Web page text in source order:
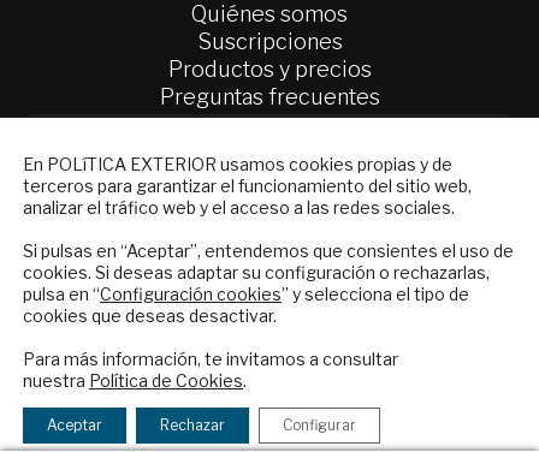
Quiénes somos
Suscripciones
Productos y precios
Preguntas frecuentes
Condiciones generales de contratación
Colaboraciones
Publicidad
Política Exterior
Informe Semanal de Política Exterior
© 2026 - Fundación Análisis de Política
Exterior. Todos los derechos reservados
Legal| Política de Privacidad y de Cookies
En POLíTICA EXTERIOR usamos cookies propias y de
terceros para garantizar el funcionamiento del sitio web,
analizar el tráfico web y el acceso a las redes sociales.
Si pulsas en “Aceptar”, entendemos que consientes el uso de
cookies. Si deseas adaptar su configuración o rechazarlas,
pulsa en “Configuración cookies” y selecciona el tipo de
cookies que deseas desactivar.
Para más información, te invitamos a consultar
nuestra Política de Cookies.
Aceptar Rechazar Configurar
NEWSLETTER
Suscríbase a nuestro boletín electrónico y
reciba en su correo el mejor análisis
internacional en español.
Checkbox
acepto
política de privacidad